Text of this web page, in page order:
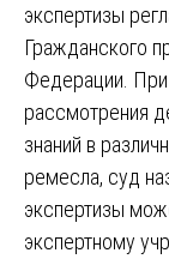
экспертизы
Гражданского
Федерации. При
рассмотрения
знаний в
ремесла, суд
экспертизы
экспертному